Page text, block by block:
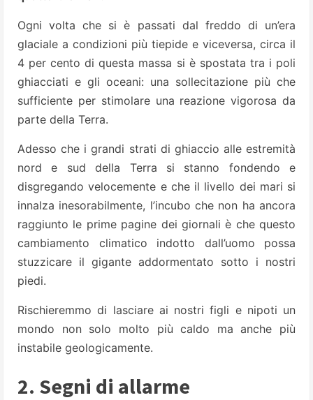
Ogni volta che si è passati dal freddo di un’era
glaciale a condizioni più tiepide e viceversa, circa il
4 per cento di questa massa si è spostata tra i poli
ghiacciati e gli oceani: una sollecitazione più che
sufficiente per stimolare una reazione vigorosa da
parte della Terra.
Adesso che i grandi strati di ghiaccio alle estremità
nord e sud della Terra si stanno fondendo e
disgregando velocemente e che il livello dei mari si
innalza inesorabilmente, l’incubo che non ha ancora
raggiunto le prime pagine dei giornali è che questo
cambiamento climatico indotto dall’uomo possa
stuzzicare il gigante addormentato sotto i nostri
piedi.
Rischieremmo di lasciare ai nostri figli e nipoti un
mondo non solo molto più caldo ma anche più
instabile geologicamente.
2. Segni di allarme